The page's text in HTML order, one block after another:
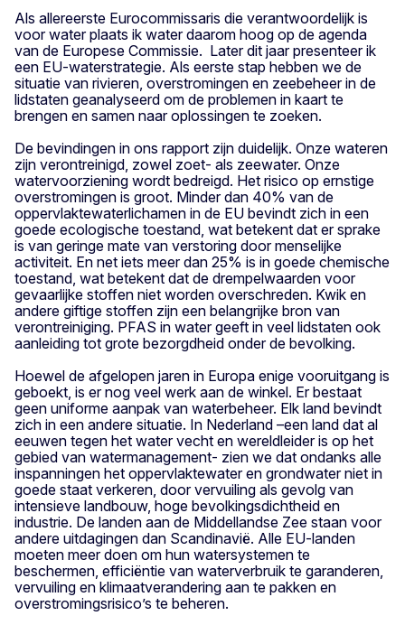
Als allereerste Eurocommissaris die verantwoordelijk is
voor water plaats ik water daarom hoog op de agenda
van de Europese Commissie. Later dit jaar presenteer ik
een EU-waterstrategie. Als eerste stap hebben we de
situatie van rivieren, overstromingen en zeebeheer in de
lidstaten geanalyseerd om de problemen in kaart te
brengen en samen naar oplossingen te zoeken.
De bevindingen in ons rapport zijn duidelijk. Onze wateren
zijn verontreinigd, zowel zoet- als zeewater. Onze
watervoorziening wordt bedreigd. Het risico op ernstige
overstromingen is groot. Minder dan 40% van de
oppervlaktewaterlichamen in de EU bevindt zich in een
goede ecologische toestand, wat betekent dat er sprake
is van geringe mate van verstoring door menselijke
activiteit. En net iets meer dan 25% is in goede chemische
toestand, wat betekent dat de drempelwaarden voor
gevaarlijke stoffen niet worden overschreden. Kwik en
andere giftige stoffen zijn een belangrijke bron van
verontreiniging. PFAS in water geeft in veel lidstaten ook
aanleiding tot grote bezorgdheid onder de bevolking.
Hoewel de afgelopen jaren in Europa enige vooruitgang is
geboekt, is er nog veel werk aan de winkel. Er bestaat
geen uniforme aanpak van waterbeheer. Elk land bevindt
zich in een andere situatie. In Nederland –een land dat al
eeuwen tegen het water vecht en wereldleider is op het
gebied van watermanagement- zien we dat ondanks alle
inspanningen het oppervlaktewater en grondwater niet in
goede staat verkeren, door vervuiling als gevolg van
intensieve landbouw, hoge bevolkingsdichtheid en
industrie. De landen aan de Middellandse Zee staan voor
andere uitdagingen dan Scandinavië. Alle EU-landen
moeten meer doen om hun watersystemen te
beschermen, efficiëntie van waterverbruik te garanderen,
vervuiling en klimaatverandering aan te pakken en
overstromingsrisico’s te beheren.